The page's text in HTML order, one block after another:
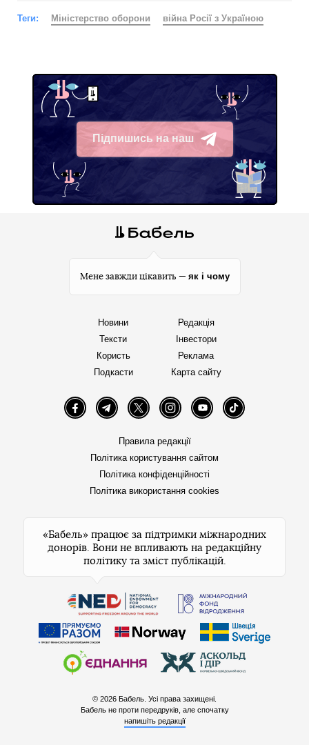
Теги: Міністерство оборони війна Росії з Україною
Підпишись на наш
Telegram
Мене завжди цікавить — як і чому
Новини
Тексти
Користь
Подкасти
Редакція
Інвестори
Реклама
Карта сайту
FacebookTelegramTwitter InstagramYouTube TikTok
Правила редакції
Політика користування сайтом
Політика конфіденційності
Політика використання cookies
«Бабель» працює за підтримки міжнародних
донорів. Вони не впливають на редакційну
політику та зміст публікацій.
© 2026 Бабель. Усі права захищені.
Бабель не проти передруків, але спочатку
напишіть редакції